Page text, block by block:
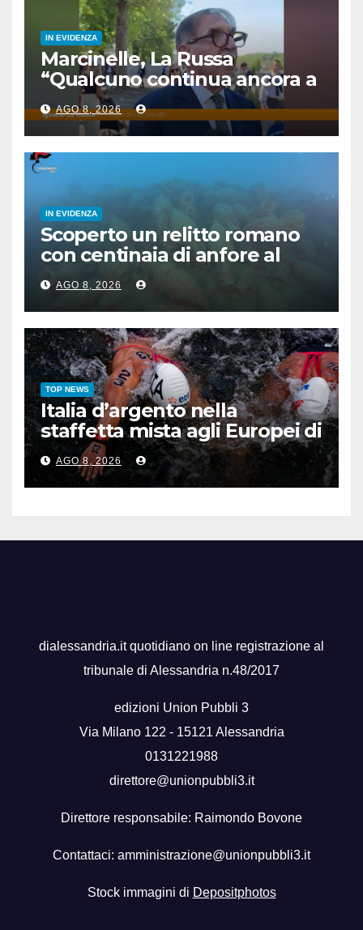
IN EVIDENZA
Marcinelle, La Russa
“Qualcuno continua ancora a
voltare le spalle”
AGO 8, 2026
IN EVIDENZA
Scoperto un relitto romano
con centinaia di anfore al
largo di Mazara del Vallo
AGO 8, 2026
TOP NEWS
Italia d’argento nella
staffetta mista agli Europei di
nuoto di fondo
AGO 8, 2026
dialessandria.it quotidiano on line registrazione al
tribunale di Alessandria n.48/2017
edizioni Union Pubbli 3
Via Milano 122 - 15121 Alessandria
0131221988
direttore@unionpubbli3.it
Direttore responsabile: Raimondo Bovone
Contattaci: amministrazione@unionpubbli3.it
Stock immagini di Depositphotos